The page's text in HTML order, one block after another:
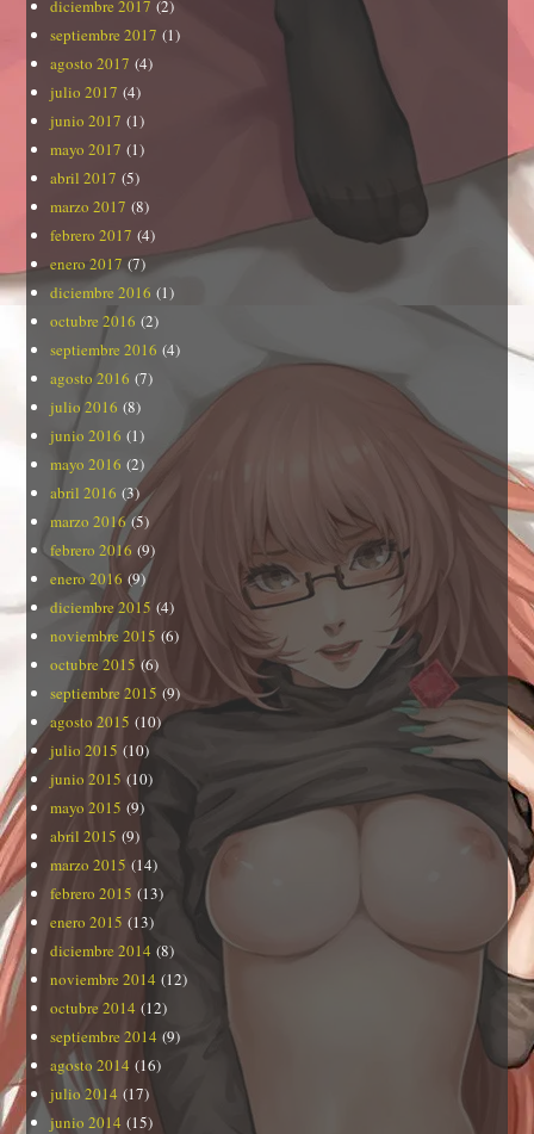
diciembre 2017 (2)
septiembre 2017 (1)
agosto 2017 (4)
julio 2017 (4)
junio 2017 (1)
mayo 2017 (1)
abril 2017 (5)
marzo 2017 (8)
febrero 2017 (4)
enero 2017 (7)
diciembre 2016 (1)
octubre 2016 (2)
septiembre 2016 (4)
agosto 2016 (7)
julio 2016 (8)
junio 2016 (1)
mayo 2016 (2)
abril 2016 (3)
marzo 2016(5)
febrero 2016 (9)
enero 2016 (9)
diciembre 2015 (4)
noviembre 2015 (6)
octubre 2015 (6)
septiembre 2015 (9)
agosto 2015 (10)
julio 2015 (10)
junio 2015 (10)
mayo 2015 (9)
abril 2015 (9)
marzo 2015 (14)
febrero 2015 (13)
enero 2015 (13)
diciembre 2014 (8)
noviembre 2014 (12)
octubre 2014 (12)
septiembre 2014 (9)
agosto 2014 (16)
julio 2014 (17)
junio 2014 (15)